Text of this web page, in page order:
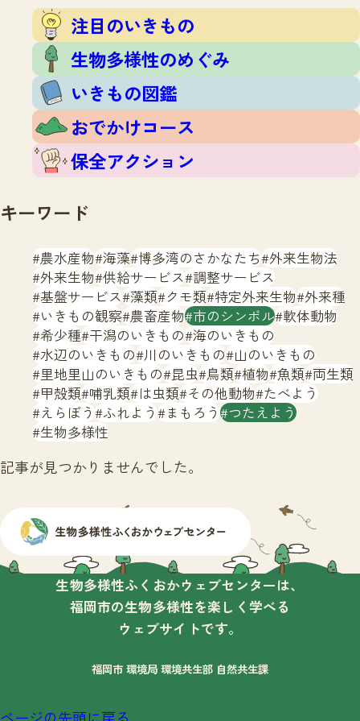
文字サイズ 小 中 大
注目のいきもの
生物多様性のめぐみ
いきもの図鑑
おでかけコース
保全アクション
いきもの調査隊
調査レポート
調査レポートTOP
調査結果
ふくおかいきものマップ
マッチング
マッチングTOP
掲載申し込みフォーム
お問合せ
生物多様性ふくおかウェブセンターとは
サイトマップ
注目のいきもの
生物多様性のめぐみ
いきもの図鑑
おでかけコース
保全アクション
キーワード
農水産物 海藻 博多湾のさかなたち 外来生物法
外来生物 供給サービス 調整サービス
基盤サービス 藻類 クモ類 特定外来生物 外来種
いきもの観察 農畜産物 市のシンボル 軟体動物
希少種 干潟のいきもの 海のいきもの
水辺のいきもの 川のいきもの 山のいきもの
里地里山のいきもの 昆虫 鳥類 植物 魚類 両生類
甲殻類 哺乳類 は虫類 その他動物 たべよう
えらぼう ふれよう まもろう つたえよう
生物多様性
記事が見つかりませんでした。
生物多様性ふくおかウェブセンターは、
福岡市の生物多様性を楽しく学べる
ウェブサイトです。
福岡市 環境局 環境共生部 自然共生課